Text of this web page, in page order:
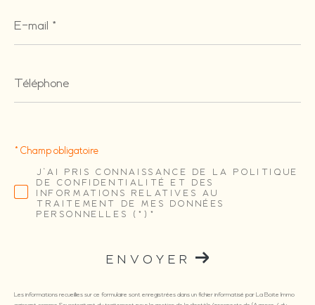
mail
*
J'AI PRIS CONNAISSANCE DE LA POLITIQUE
DE CONFIDENTIALITÉ ET DES
INFORMATIONS RELATIVES AU
TRAITEMENT DE MES DONNÉES
PERSONNELLES (*)*
* Champ obligatoire
ENVOYER
Les informations recueillies sur ce formulaire sont enregistrées dans un fichier informatisé par La Boite Immo